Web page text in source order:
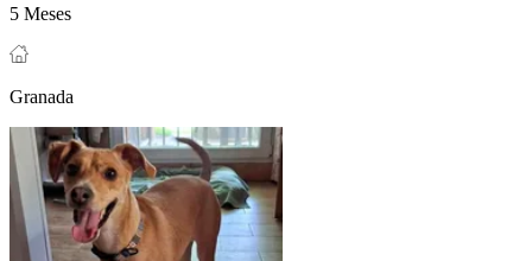
5 Meses
Granada